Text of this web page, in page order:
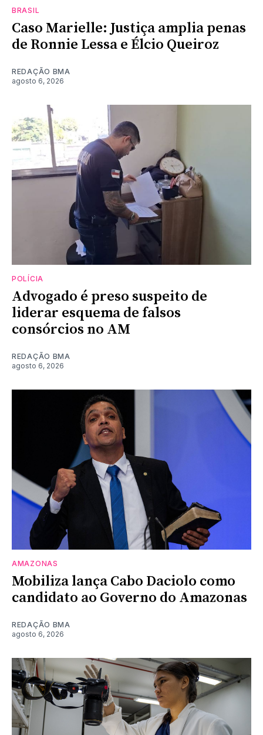
BRASIL
Caso Marielle: Justiça amplia penas
de Ronnie Lessa e Élcio Queiroz
REDAÇÃO BMA
agosto 6, 2026
POLÍCIA
Advogado é preso suspeito de
liderar esquema de falsos
consórcios no AM
REDAÇÃO BMA
agosto 6, 2026
AMAZONAS
Mobiliza lança Cabo Daciolo como
candidato ao Governo do Amazonas
REDAÇÃO BMA
agosto 6, 2026